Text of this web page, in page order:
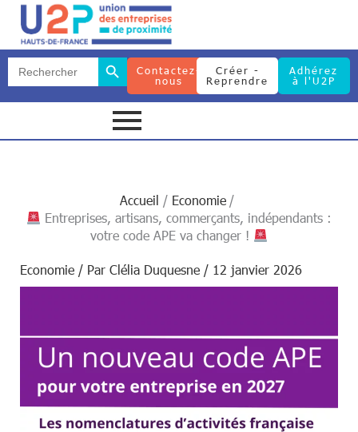
Search
for:
Search Button
Contactez-
nous
Créer -
Reprendre
Adhérez
à l'U2P
Search Search Button
Accueil
Economie
Entreprises, artisans, commerçants, indépendants :
votre code APE va changer !
Economie / Par Clélia Duquesne / 12 janvier 2026